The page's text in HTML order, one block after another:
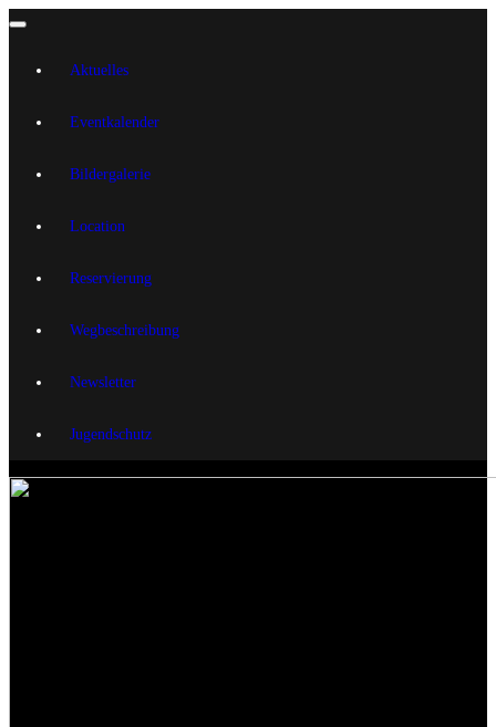
Aktuelles
Eventkalender
Bildergalerie
Location
Reservierung
Wegbeschreibung
Newsletter
Jugendschutz